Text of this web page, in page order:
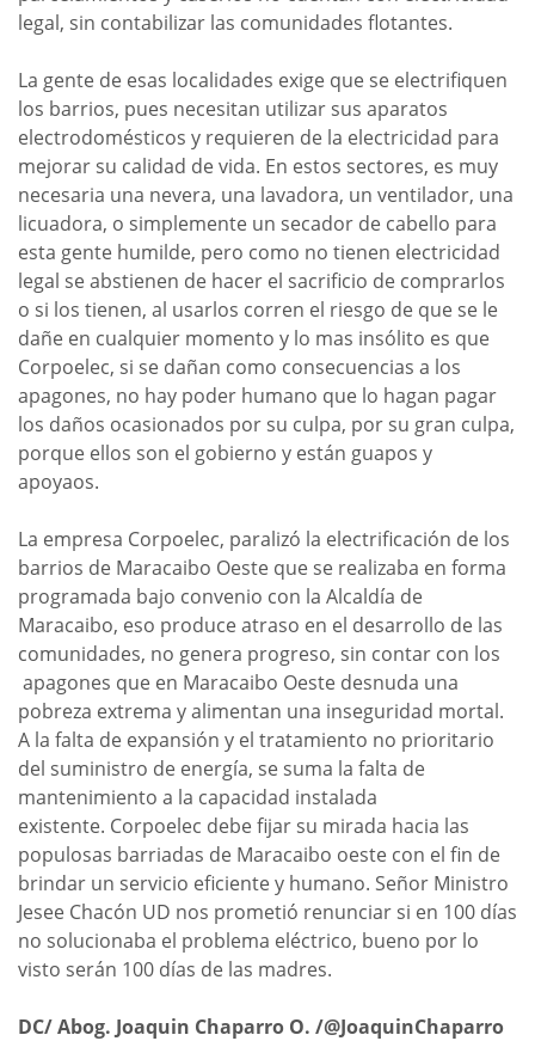
legal, sin contabilizar las comunidades flotantes.
La gente de esas localidades exige que se electrifiquen
los barrios, pues necesitan utilizar sus aparatos
electrodomésticos y requieren de la electricidad para
mejorar su calidad de vida. En estos sectores, es muy
necesaria una nevera, una lavadora, un ventilador, una
licuadora, o simplemente un secador de cabello para
esta gente humilde, pero como no tienen electricidad
legal se abstienen de hacer el sacrificio de comprarlos
o si los tienen, al usarlos corren el riesgo de que se le
dañe en cualquier momento y lo mas insólito es que
Corpoelec, si se dañan como consecuencias a los
apagones, no hay poder humano que lo hagan pagar
los daños ocasionados por su culpa, por su gran culpa,
porque ellos son el gobierno y están guapos y
apoyaos.
La empresa Corpoelec, paralizó la electrificación de los
barrios de Maracaibo Oeste que se realizaba en forma
programada bajo convenio con la Alcaldía de
Maracaibo, eso produce atraso en el desarrollo de las
comunidades, no genera progreso, sin contar con los
apagones que en Maracaibo Oeste desnuda una
pobreza extrema y alimentan una inseguridad mortal.
A la falta de expansión y el tratamiento no prioritario
del suministro de energía, se suma la falta de
mantenimiento a la capacidad instalada
existente. Corpoelec debe fijar su mirada hacia las
populosas barriadas de Maracaibo oeste con el fin de
brindar un servicio eficiente y humano. Señor Ministro
Jesee Chacón UD nos prometió renunciar si en 100 días
no solucionaba el problema eléctrico, bueno por lo
visto serán 100 días de las madres.
DC/ Abog. Joaquin Chaparro O. /@JoaquinChaparro